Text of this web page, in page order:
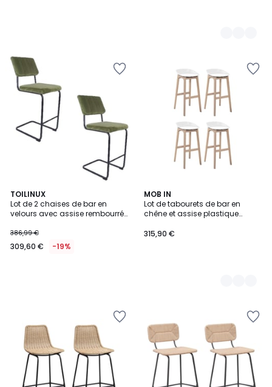
TOILINUX
Lot de 2 chaises de bar en
velours avec assise rembourrée
386,99 €
309,60 € -19%
MOB IN
Lot de tabourets de bar en
chêne et assise plastique
315,90 €
2
Couleurs